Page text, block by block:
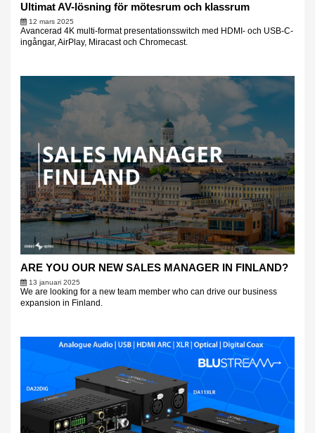
Ultimat AV-lösning för mötesrum och klassrum
12 mars 2025
Avancerad 4K multi-format presentationsswitch med HDMI- och USB-C-
ingångar, AirPlay, Miracast och Chromecast.
ARE YOU OUR NEW SALES MANAGER IN FINLAND?
13 januari 2025
We are looking for a new team member who can drive our business
expansion in Finland.